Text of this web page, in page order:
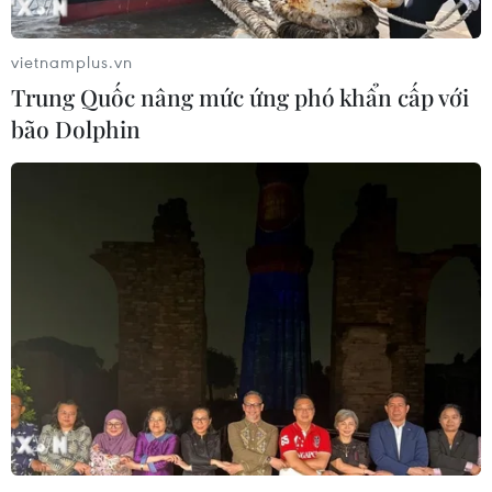
Xem thêm
CƠ QUAN CHỦ QUẢN: THÔNG TẤN XÃ VIỆT NAM
Tổng Biên tập: TRẦN TIẾN DUẨN
Phó Tổng Biên tập: NGUYỄN THỊ TÁM, KHÚC THANH
Sở hữu trí tuệ
Quy định sử dụng
RSS
Hỗ trợ
Ngôn ngữ
TTXVN
vietnamplus.vn
Trung Quốc nâng mức ứng phó khẩn cấp với
bão Dolphin